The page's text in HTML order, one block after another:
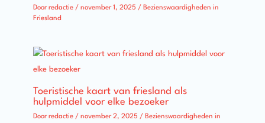
Door redactie /november 1, 2025 / Bezienswaardigheden in
Friesland
Toeristische kaart van friesland als
hulpmiddel voor elke bezoeker
Door redactie /november 2, 2025 / Bezienswaardigheden in